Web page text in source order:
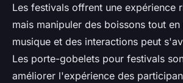
Les festivals offrent une expérience
mais manipuler des boissons tout
musique et des interactions peut
Les porte-gobelets pour festivals
améliorer l'expérience des